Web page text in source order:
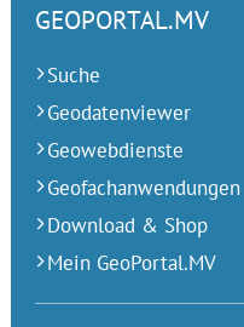
GEOPORTAL.MV
Suche
Geodatenviewer
Geowebdienste
Geofachanwendungen
Download & Shop
Mein GeoPortal.MV